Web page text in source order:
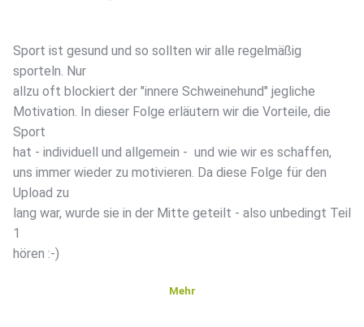
Sport ist gesund und so sollten wir alle regelmäßig
sporteln. Nur
allzu oft blockiert der "innere Schweinehund" jegliche
Motivation. In dieser Folge erläutern wir die Vorteile, die
Sport
hat - individuell und allgemein - und wie wir es schaffen,
uns immer wieder zu motivieren. Da diese Folge für den
Upload zu
lang war, wurde sie in der Mitte geteilt - also unbedingt Teil
1
hören :-)
Mehr